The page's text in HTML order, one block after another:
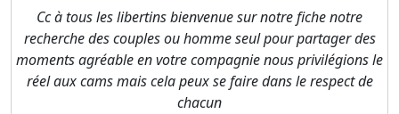
Cc à tous les libertins bienvenue sur notre fiche notre
recherche des couples ou homme seul pour partager des
moments agréable en votre compagnie nous privilégions le
réel aux cams mais cela peux se faire dans le respect de
chacun